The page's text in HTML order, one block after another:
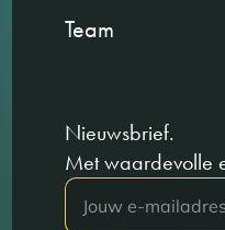
Team
Nieuwsbrief.
Met waardevolle